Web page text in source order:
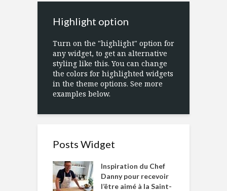
Highlight option
Turn on the "highlight" option for
any widget, to get an alternative
styling like this. You can change
the colors for highlighted widgets
in the theme options. See more
examples below.
Posts Widget
Inspiration du Chef
Danny pour recevoir
l’être aimé à la Saint-